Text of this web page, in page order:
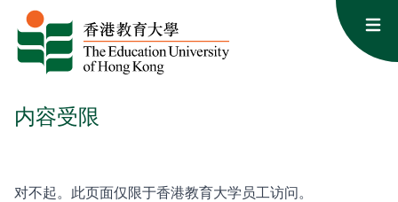
跳至内容
内容受限
对不起。此页面仅限于香港教育大学员工访问。